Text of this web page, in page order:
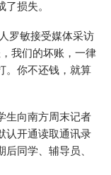
损失。
罗敏接受媒体采访
我们的坏账，一律
。你不还钱，就算
生向南方周末记者
认开通读取通讯录
同学、辅导员、